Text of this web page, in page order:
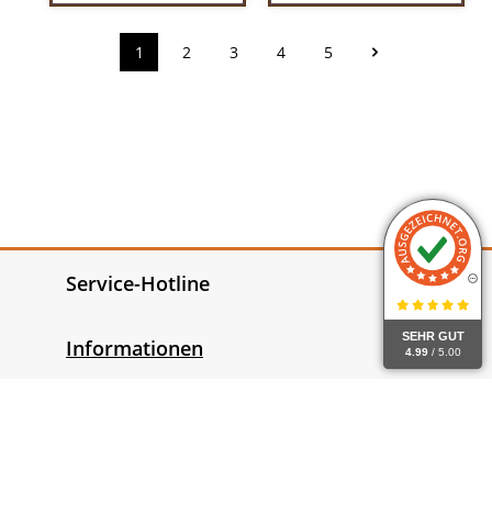
SEHR GUT
4.99 / 5.00
Seite
1 Seite
2 Seite
3 Seite
4 Seite
5
Service-Hotline
Informationen